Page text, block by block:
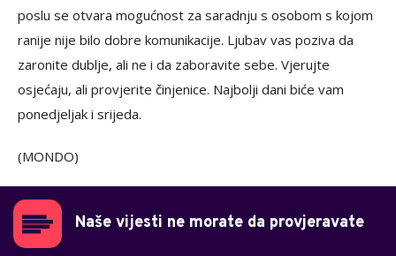
poslu se otvara mogućnost za saradnju s osobom s kojom
ranije nije bilo dobre komunikacije. Ljubav vas poziva da
zaronite dublje, ali ne i da zaboravite sebe. Vjerujte
osjećaju, ali provjerite činjenice. Najbolji dani biće vam
ponedjeljak i srijeda.
(MONDO)
Naše vijesti ne morate da provjeravate